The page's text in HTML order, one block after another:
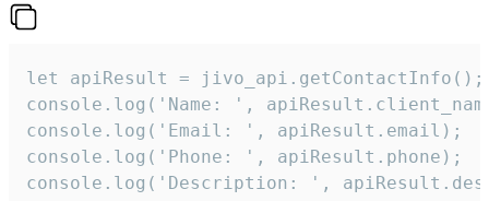
let apiResult = jivo_api.getContactInfo();
console.log('Name: ',
console.log('Email: ', apiResult.email);
console.log('Phone: ', apiResult.phone);
console.log('Description: ',